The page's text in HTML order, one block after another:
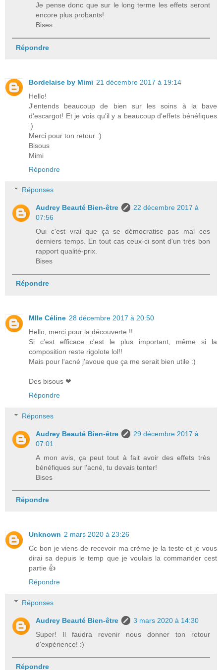
Je pense donc que sur le long terme les effets seront
encore plus probants!
Bises
Répondre
Bordelaise by Mimi 21 décembre 2017 à 19:14
Hello!
J'entends beaucoup de bien sur les soins à la bave
d'escargot! Et je vois qu'il y a beaucoup d'effets bénéfiques
:)
Merci pour ton retour :)
Bisous
Mimi
Répondre
Réponses
Audrey Beauté Bien-être
22 décembre 2017 à
07:56
Oui c'est vrai que ça se démocratise pas mal ces
derniers temps. En tout cas ceux-ci sont d'un très bon
rapport qualité-prix.
Bises
Répondre
Mlle Céline 28 décembre 2017 à 20:50
Hello, merci pour la découverte !!
Si c'est efficace c'est le plus important, même si la
composition reste rigolote lol!!
Mais pour l'acné j'avoue que ça me serait bien utile :)
Des bisous ❤
Répondre
Réponses
Audrey Beauté Bien-être
29 décembre 2017 à
07:01
A mon avis, ça peut tout à fait avoir des effets très
bénéfiques sur l'acné, tu devais tenter!
Bises
Répondre
Unknown 2 mars 2020 à 23:26
Cc bon je viens de recevoir ma crème je la teste et je vous
dirai sa depuis le temp que je voulais la commander cest
partie 👍
Répondre
Réponses
Audrey Beauté Bien-être
3 mars 2020 à 14:30
Super! Il faudra revenir nous donner ton retour
d'expérience! :)
Répondre